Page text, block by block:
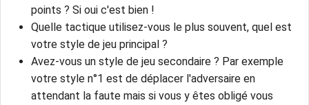
points ? Si oui c'est bien !
Quelle tactique utilisez-vous le plus souvent, quel est
votre style de jeu principal ?
Avez-vous un style de jeu secondaire ? Par exemple
votre style n°1 est de déplacer l'adversaire en
attendant la faute mais si vous y êtes obligé vous